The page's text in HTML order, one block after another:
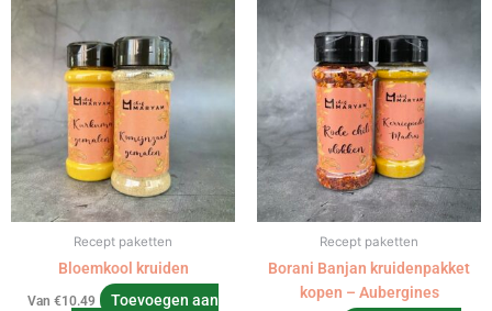
Recept paketten
Bloemkool kruiden
Van €10.49
Toevoegen aan
Recept paketten
Borani Banjan kruidenpakket
kopen – Aubergines